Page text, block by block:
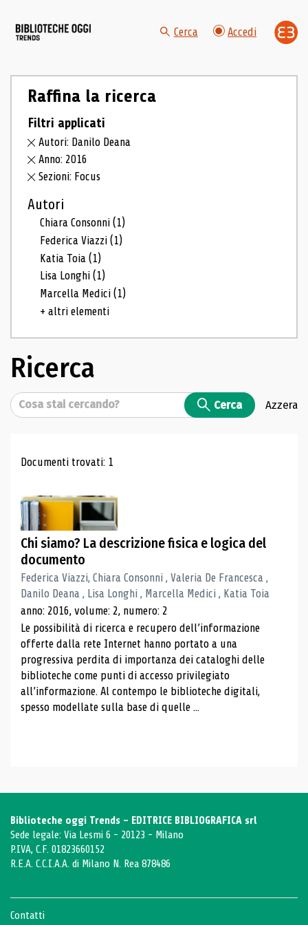
Cerca Accedi
Raffina la ricerca
Filtri applicati
Autori: Danilo Deana
Anno: 2016
Sezioni: Focus
Autori
Chiara Consonni(1)
Federica Viazzi(1)
Katia Toia(1)
Lisa Longhi(1)
Marcella Medici(1)
+ altri elementi
Ricerca
Cerca Cerca Azzera
Risultati di ricerca
Documenti trovati: 1
Chi siamo? La descrizione fisica e logica del
documento
Federica Viazzi, Chiara Consonni , Valeria De Francesca ,
Danilo Deana , Lisa Longhi , Marcella Medici , Katia Toia
anno: 2016, volume: 2, numero: 2
Le possibilità di ricerca e recupero dell’informazione
offerte dalla rete Internet hanno portato a una
progressiva perdita di importanza dei cataloghi delle
biblioteche come punti di accesso privilegiato
all’informazione. Al contempo le biblioteche digitali,
spesso modellate sulla base di quelle ...
Biblioteche oggi Trends - EDITRICE BIBLIOGRAFICA srl
Sede legale: Via Lesmi 6 - 20123 - Milano
P.IVA, C.F. 01823660152
R.E.A. C.C.I.A.A. di Milano N. Rea 878486
Contatti